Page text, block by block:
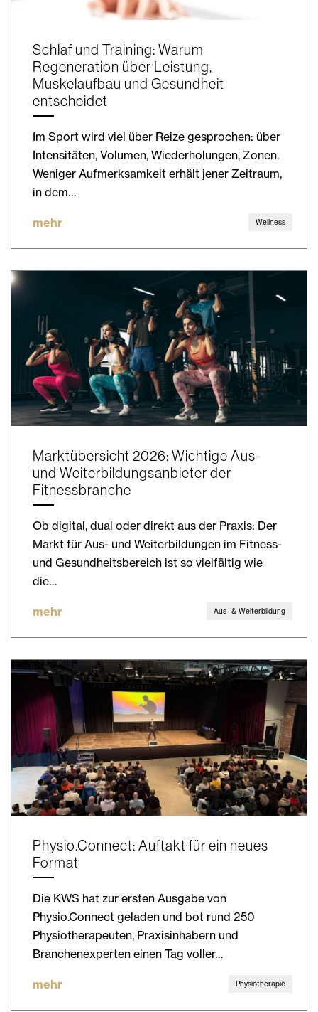
Schlaf und Training: Warum
Regeneration über Leistung,
Muskelaufbau und Gesundheit
entscheidet
Im Sport wird viel über Reize gesprochen: über
Intensitäten, Volumen, Wiederholungen, Zonen.
Weniger Aufmerksamkeit erhält jener Zeitraum,
in dem…
mehr Wellness
Marktübersicht 2026: Wichtige Aus-
und Weiterbildungsanbieter der
Fitnessbranche
Ob digital, dual oder direkt aus der Praxis: Der
Markt für Aus- und Weiterbildungen im Fitness-
und Gesundheitsbereich ist so vielfältig wie
die…
mehr Aus- & Weiterbildung
Physio.Connect: Auftakt für ein neues
Format
Die KWS hat zur ersten Ausgabe von
Physio.Connect geladen und bot rund 250
Physiotherapeuten, Praxisinhabern und
Branchenexperten einen Tag voller…
mehr Physiotherapie